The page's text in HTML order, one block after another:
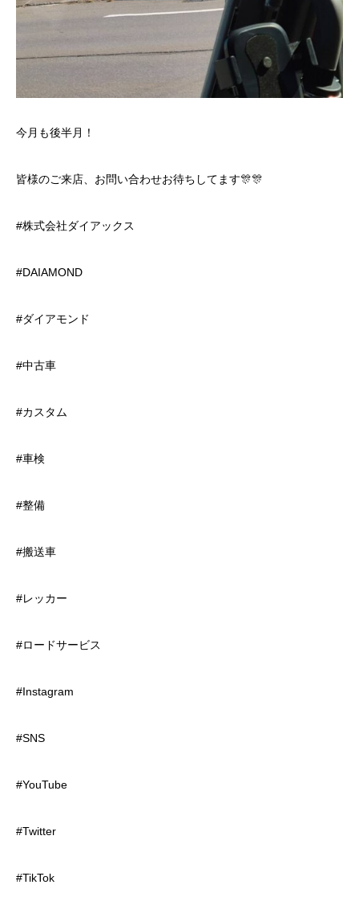
今月も後半月！
皆様のご来店、お問い合わせお待ちしてます🎊🎊
#株式会社ダイアックス
#DAIAMOND
#ダイアモンド
#中古車
#カスタム
#車検
#整備
#搬送車
#レッカー
#ロードサービス
#Instagram
#SNS
#YouTube
#Twitter
#TikTok